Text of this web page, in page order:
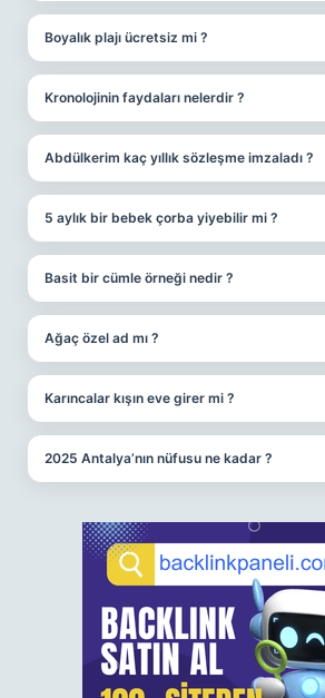
Boyalık plajı ücretsiz mi ?
Kronolojinin faydaları nelerdir ?
Abdülkerim kaç yıllık sözleşme imzaladı ?
5 aylık bir bebek çorba yiyebilir mi ?
Basit bir cümle örneği nedir ?
Ağaç özel ad mı ?
Karıncalar kışın eve girer mi ?
2025 Antalya’nın nüfusu ne kadar ?